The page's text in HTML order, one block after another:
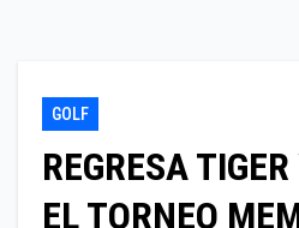
GOLF
REGRESA
EL TORNEO